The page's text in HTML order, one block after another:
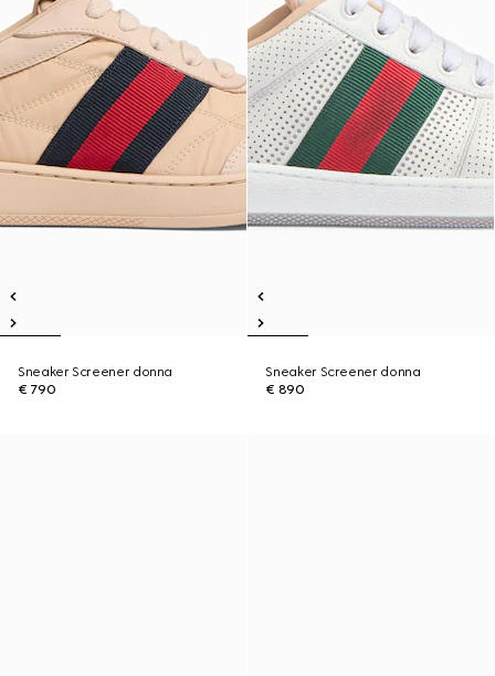
Sneaker Screener donna
€ 790
Sneaker Screener donna
€ 890